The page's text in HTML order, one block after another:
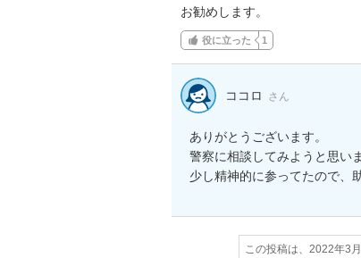
お勧めします。
役に立った 1
ココロ さん
ありがとうございます。
警察に相談してみようと思いま
少し精神的に参ってたので、
この投稿は、2022年3